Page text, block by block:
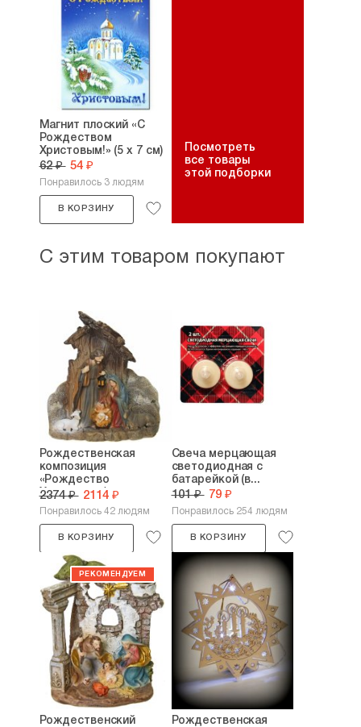
Магнит плоский «С
Рождеством
Христовым!» (5 х 7 см)
62 ₽ 54 ₽
Понравилось 3 людям
В КОРЗИНУ
Посмотреть
все товары
этой подборки
С этим товаром покупают
Рождественская
композиция
«Рождество
Христово» (с...
2374 ₽ 2114 ₽
Понравилось 42 людям
В КОРЗИНУ
Свеча мерцающая
светодиодная с
батарейкой (в...
101 ₽ 79 ₽
Понравилось 254 людям
В КОРЗИНУ
Рождественский
Рождественская